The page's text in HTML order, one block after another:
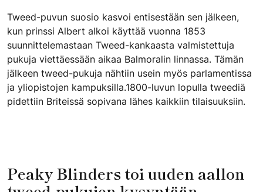
Tweed-puvun suosio kasvoi entisestään sen jälkeen,
kun prinssi Albert alkoi käyttää vuonna 1853
suunnittelemastaan Tweed-kankaasta valmistettuja
pukuja viettäessään aikaa Balmoralin linnassa. Tämän
jälkeen tweed-pukuja nähtiin usein myös parlamentissa
ja yliopistojen kampuksilla.1800-luvun lopulla tweediä
pidettiin Briteissä sopivana lähes kaikkiin tilaisuuksiin.
​Peaky Blinders toi uuden aallon